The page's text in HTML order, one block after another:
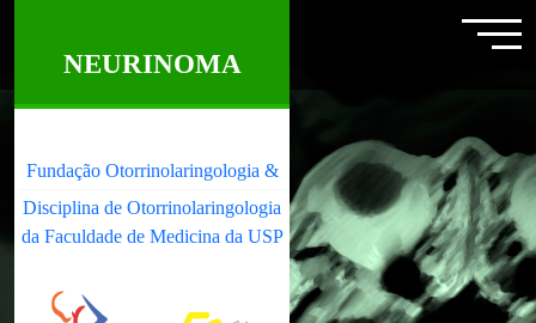
NEURINOMA
Fundação Otorrinolaringologia &
Disciplina de Otorrinolaringologia
da Faculdade de Medicina da USP